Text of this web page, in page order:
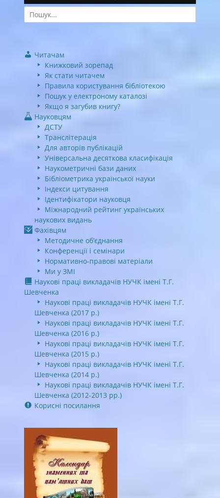
Search
for:
Читачам
Книжковий зорепад
Як стати читачем
Правила користування бібліотекою
Пошук у електроному каталозі
Якщо я загубив книгу?
Науковцям
ДСТУ
Транслітерація
Для авторів публікацій
Універсальна десяткова класифікація
Наукометричні бази даних
Бібліометрика української науки
Індекси цитування
Ідентифікатори науковця
Міжнародний рейтинг українських
наукових видань
Фахівцям
Методичне об’єднання
Конференції і семінари
Нормативно-правові матеріали
Ми у ЗМІ
Наукові праці викладачів НУЧК імені Т.Г.
Шевченка
Наукові праці викладачів НУЧК імені Т.Г.
Шевченка (2017 р.)
Наукові праці викладачів НУЧК імені Т.Г.
Шевченка (2016 р.)
Наукові праці викладачів НУЧК імені Т.Г.
Шевченка (2015 р.)
Наукові праці викладачів НУЧК імені Т.Г.
Шевченка (2014 р.)
Наукові праці викладачів НУЧК імені Т.Г.
Шевченка (2012-2013 рр.)
Корисні посилання